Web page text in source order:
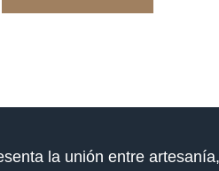
la unión entre